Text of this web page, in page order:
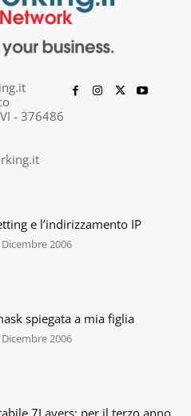
- 376486
e l’indirizzamento IP
Dicembre 2006
spiegata a mia figlia
Dicembre 2006
7Layers: per il terzo anno